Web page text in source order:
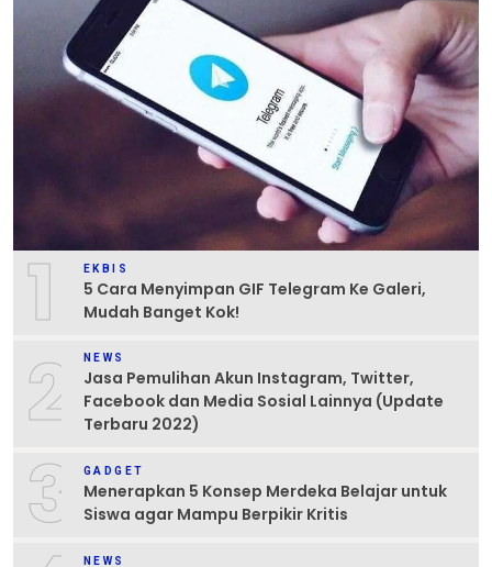
1 EKBIS
5 Cara Menyimpan GIF Telegram Ke Galeri,
Mudah Banget Kok!
2 NEWS
Jasa Pemulihan Akun Instagram, Twitter,
Facebook dan Media Sosial Lainnya (Update
Terbaru 2022)
3 GADGET
Menerapkan 5 Konsep Merdeka Belajar untuk
Siswa agar Mampu Berpikir Kritis
NEWS